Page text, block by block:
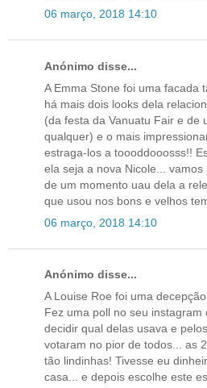
06 março, 2018 14:10
Anónimo disse...
A Emma Stone foi uma facada
há mais dois looks dela
(da festa da Vanuatu Fair e de
qualquer) e o mais
estraga-los a toooddooosss!!
ela seja a nova Nicole...
de um momento uau dela a
que usou nos bons e velhos
06 março, 2018 14:10
Anónimo disse...
A Louise Roe foi uma
Fez uma poll no seu instagram
decidir qual delas usava e
votaram no pior de todos... as
tão lindinhas! Tivesse eu
casa... e depois escolhe este